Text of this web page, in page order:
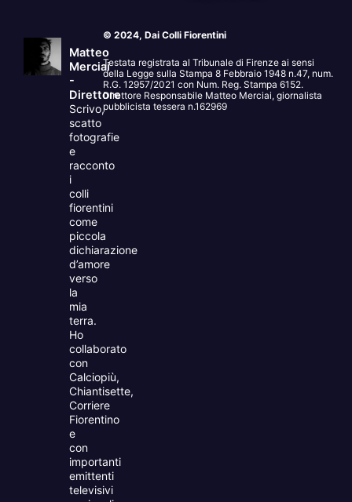
Matteo
Merciai
-
Direttore
Scrivo,
scatto
fotografie
e
racconto
i
colli
fiorentini
come
piccola
dichiarazione
d’amore
verso
la
mia
terra.
Ho
collaborato
con
Calciopiù,
Chiantisette,
Corriere
Fiorentino
e
con
importanti
emittenti
televisivi
© 2024, Dai Colli Fiorentini
Testata registrata al Tribunale di Firenze ai sensi
della Legge sulla Stampa 8 Febbraio 1948 n.47, num.
R.G. 12957/2021 con Num. Reg. Stampa 6152.
Direttore Responsabile Matteo Merciai, giornalista
pubblicista tessera n.162969